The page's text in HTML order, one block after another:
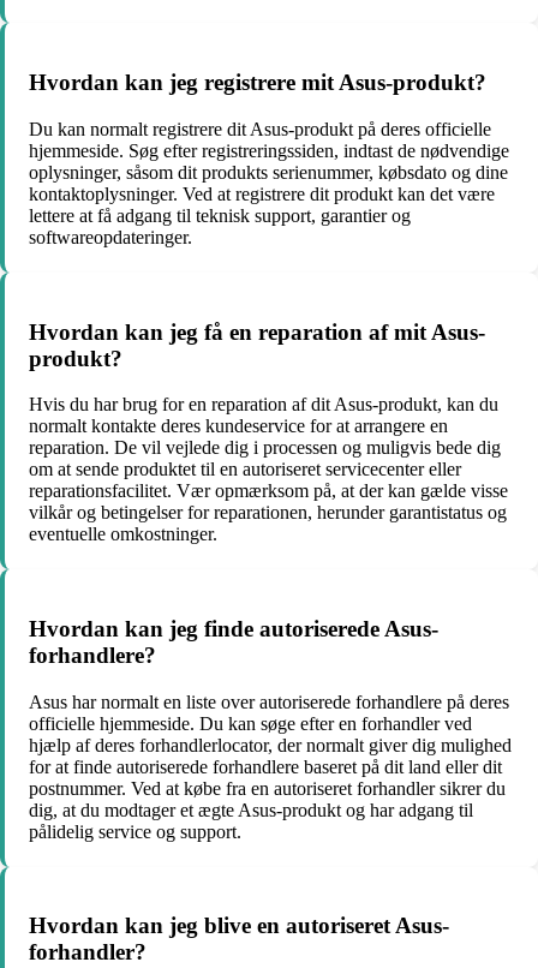
Hvordan kan jeg registrere mit Asus-produkt?
Du kan normalt registrere dit Asus-produkt på deres officielle
hjemmeside. Søg efter registreringssiden, indtast de nødvendige
oplysninger, såsom dit produkts serienummer, købsdato og dine
kontaktoplysninger. Ved at registrere dit produkt kan det være
lettere at få adgang til teknisk support, garantier og
softwareopdateringer.
Hvordan kan jeg få en reparation af mit Asus-
produkt?
Hvis du har brug for en reparation af dit Asus-produkt, kan du
normalt kontakte deres kundeservice for at arrangere en
reparation. De vil vejlede dig i processen og muligvis bede dig
om at sende produktet til en autoriseret servicecenter eller
reparationsfacilitet. Vær opmærksom på, at der kan gælde visse
vilkår og betingelser for reparationen, herunder garantistatus og
eventuelle omkostninger.
Hvordan kan jeg finde autoriserede Asus-
forhandlere?
Asus har normalt en liste over autoriserede forhandlere på deres
officielle hjemmeside. Du kan søge efter en forhandler ved
hjælp af deres forhandlerlocator, der normalt giver dig mulighed
for at finde autoriserede forhandlere baseret på dit land eller dit
postnummer. Ved at købe fra en autoriseret forhandler sikrer du
dig, at du modtager et ægte Asus-produkt og har adgang til
pålidelig service og support.
Hvordan kan jeg blive en autoriseret Asus-
forhandler?